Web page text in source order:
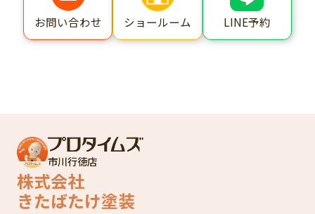
お問い合わせ ショールーム LINE予約
市川行徳店
株式会社
きたばたけ塗装